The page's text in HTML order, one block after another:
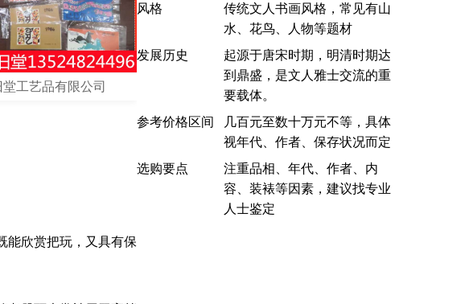
堂工艺品有限公司
能欣赏把玩，又具有保
风格
传统文人书画风格，常见有山
水、花鸟、人物等题材
发展历史
起源于唐宋时期，明清时期达
到鼎盛，是文人雅士交流的重
要载体。
参考价格区间
几百元至数十万元不等，具体
视年代、作者、保存状况而定
选购要点
注重品相、年代、作者、内
容、装裱等因素，建议找专业
人士鉴定